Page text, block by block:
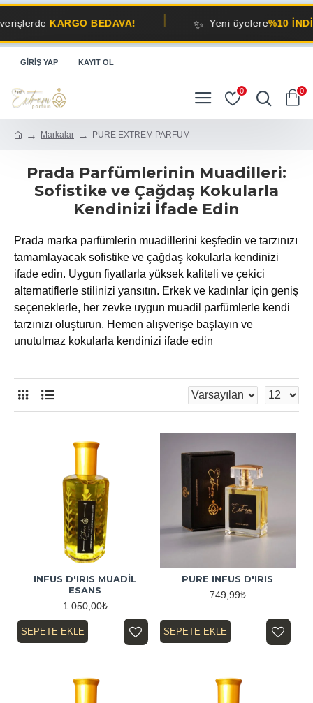
KARGO BEDAVA! Yeni üyelere%10 İNDİRİM!
GIRIŞ YAP KAYIT OL
0 0
Markalar PURE EXTREM PARFUM
Prada Parfümlerinin Muadilleri:
Sofistike ve Çağdaş Kokularla
Kendinizi İfade Edin
Prada marka parfümlerin muadillerini keşfedin ve tarzınızı
tamamlayacak sofistike ve çağdaş kokularla kendinizi
ifade edin. Uygun fiyatlarla yüksek kaliteli ve çekici
alternatiflerle stilinizi yansıtın. Erkek ve kadınlar için geniş
seçeneklerle, her zevke uygun muadil parfümlerle kendi
tarzınızı oluşturun. Hemen alışverişe başlayın ve
unutulmaz kokularla kendinizi ifade edin
INFUS D'IRIS MUADİL
ESANS
1.050,00₺
SEPETE EKLE
PURE INFUS D'IRIS
749,99₺
SEPETE EKLE